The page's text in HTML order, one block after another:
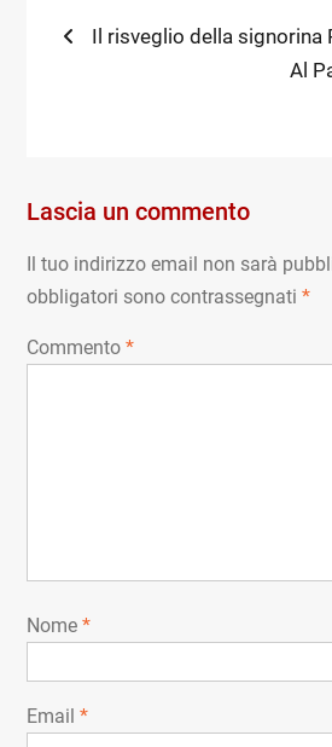
Navigazione
Previous
Il risveglio della signorina
Next
Al
Lascia un commento
Il tuo indirizzo email non sarà
obbligatori sono contrassegnati *
Commento *
Nome *
Email *